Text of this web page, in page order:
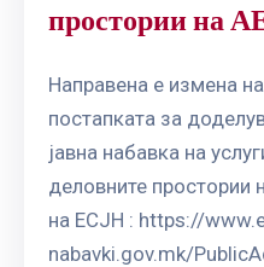
простории на
Направена е измена
постапката за
јавна набавка на
деловните простории
на ЕСЈН : https://
nabavki.gov.mk/